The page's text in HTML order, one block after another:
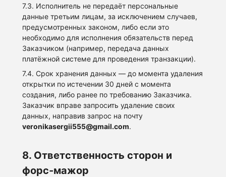
7.3. Исполнитель не передаёт персональные
данные третьим лицам, за исключением случаев,
предусмотренных законом, либо если это
необходимо для исполнения обязательств перед
Заказчиком (например, передача данных
платёжной системе для проведения транзакции).
7.4. Срок хранения данных — до момента удаления
открытки по истечении 30 дней с момента
создания, либо ранее по требованию Заказчика.
Заказчик вправе запросить удаление своих
данных, направив запрос на почту
veronikasergii555@gmail.com.
8. Ответственность сторон и
форс-мажор